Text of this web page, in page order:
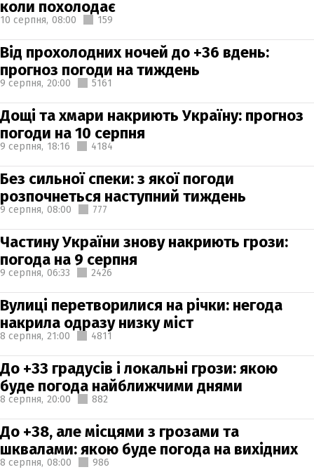
коли похолодає
10 серпня, 08:00 159
Від прохолодних ночей до +36 вдень:
прогноз погоди на тиждень
9 серпня, 20:00 5161
Дощі та хмари накриють Україну: прогноз
погоди на 10 серпня
9 серпня, 18:16 4184
Без сильної спеки: з якої погоди
розпочнеться наступний тиждень
9 серпня, 08:00 777
Частину України знову накриють грози:
погода на 9 серпня
9 серпня, 06:33 2426
Вулиці перетворилися на річки: негода
накрила одразу низку міст
8 серпня, 21:00 4811
До +33 градусів і локальні грози: якою
буде погода найближчими днями
8 серпня, 20:00 882
До +38, але місцями з грозами та
шквалами: якою буде погода на вихідних
8 серпня, 08:00 986